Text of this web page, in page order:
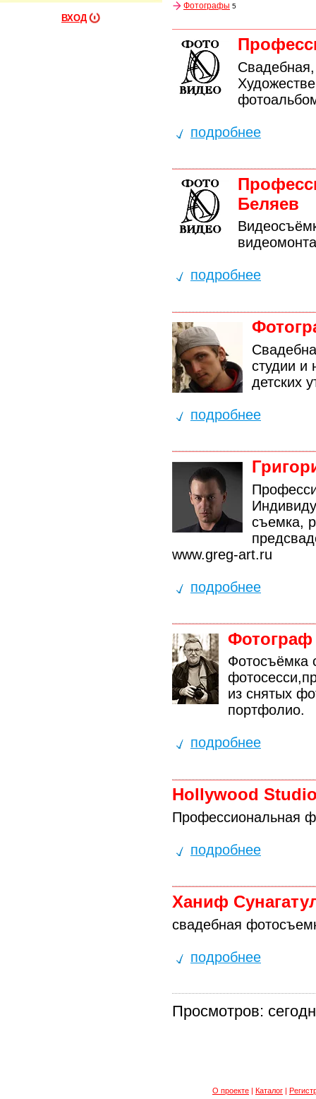
ВХОД
Фотографы 5
подробнее
Беляев
подробнее
студии и
детских
подробнее
съемка,
www.greg-art.ru
подробнее
Фотосъёмка
из снятых
портфолио.
подробнее
Hollywood
Профессиональная
подробнее
Ханиф
свадебная
подробнее
Просмотров:
О проекте Каталог